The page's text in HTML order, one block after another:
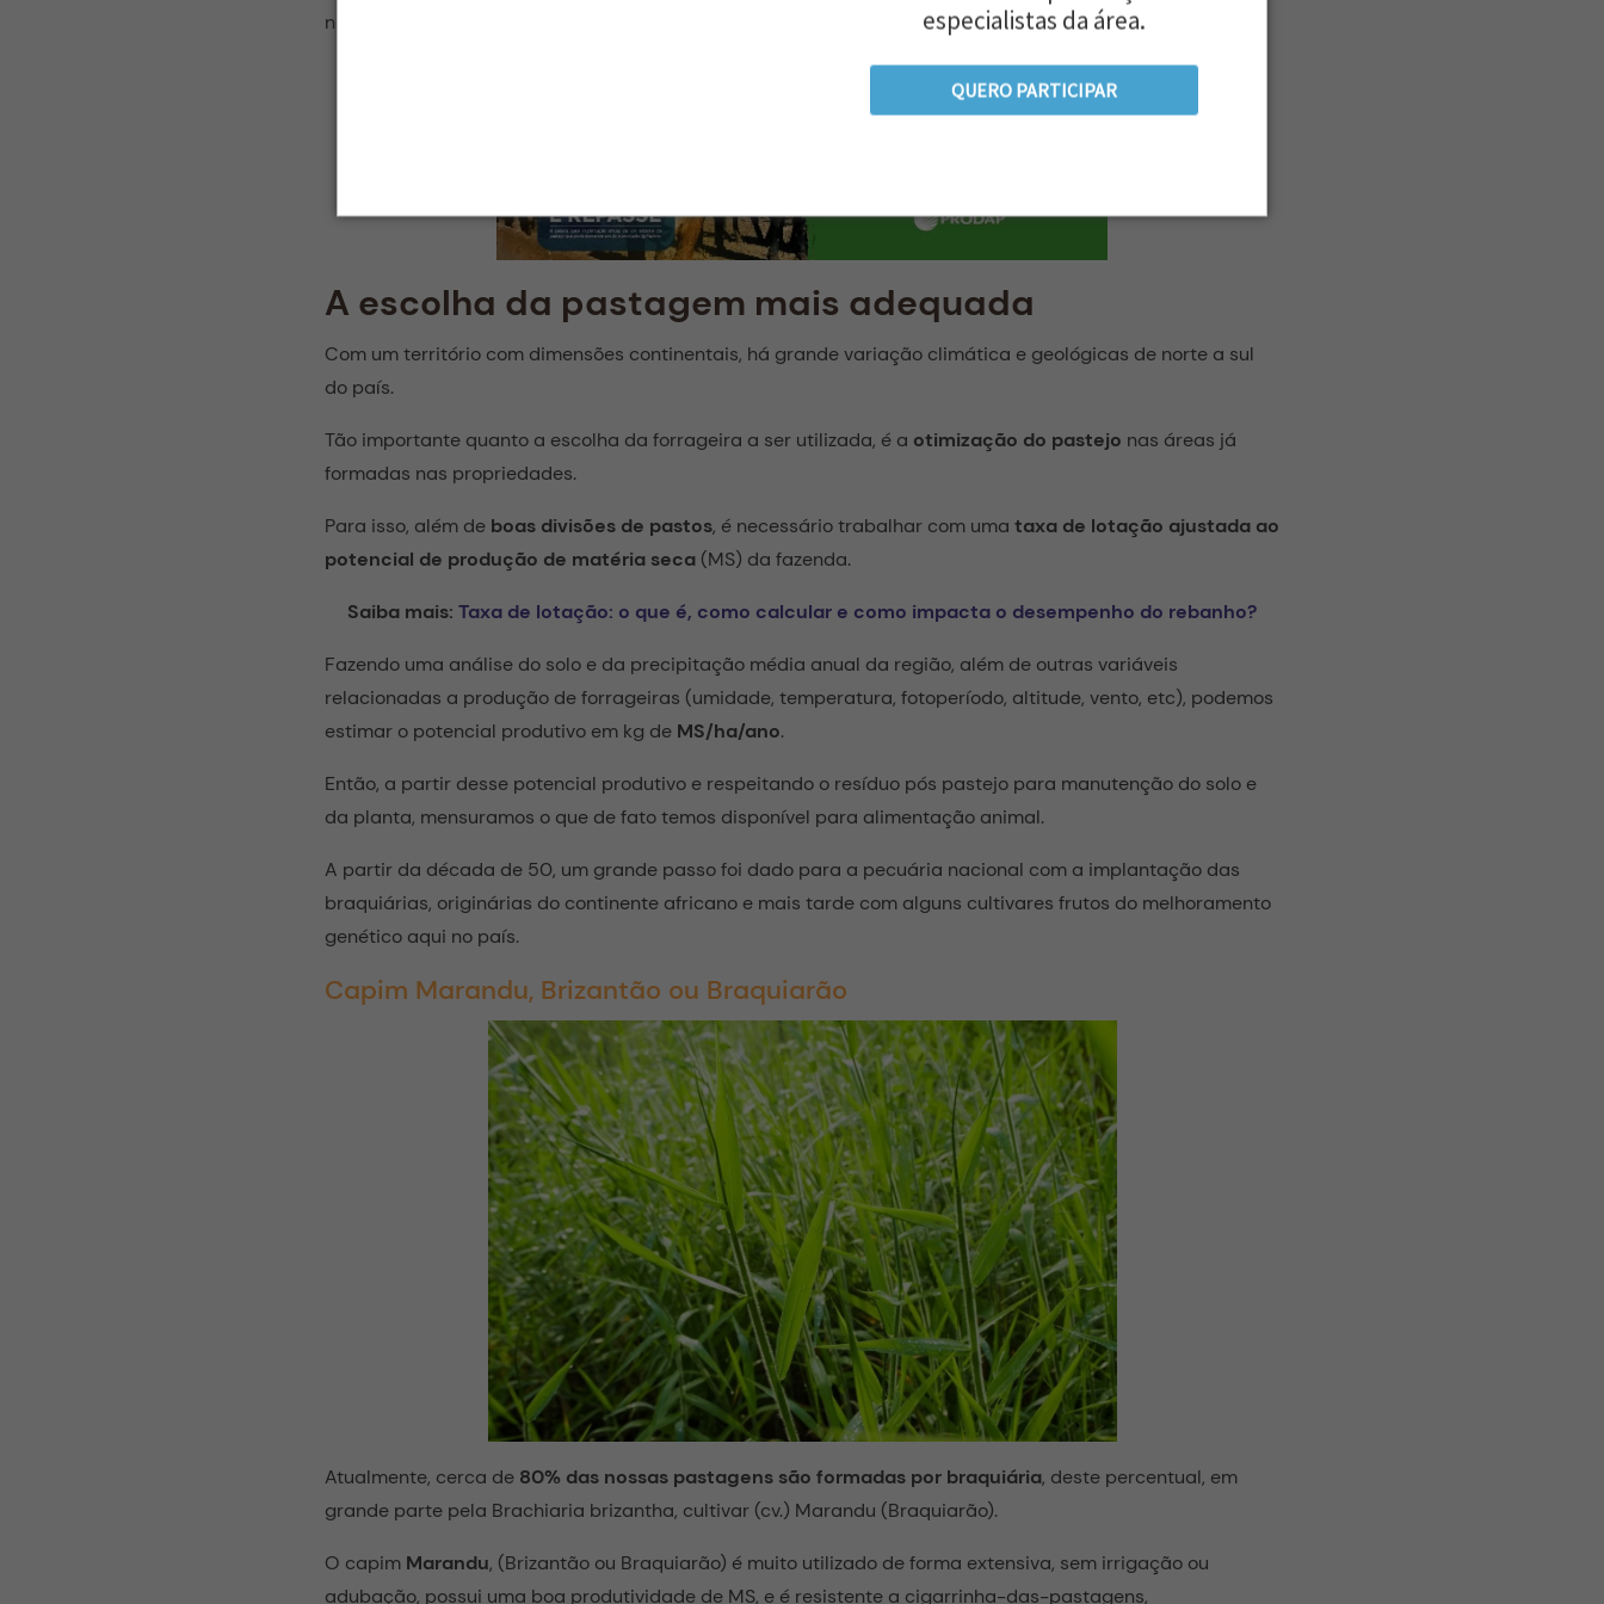
especialistas da área.
QUERO PARTICIPAR
negreiros, além dos estoques para fornecimento aos animais trazidos durante as viagens.
A escolha da pastagem mais adequada
Com um território com dimensões continentais, há grande variação climática e geológicas de norte a sul
do país.
Tão importante quanto a escolha da forrageira a ser utilizada, é a otimização do pastejo nas áreas já
formadas nas propriedades.
Para isso, além de boas divisões de pastos, é necessário trabalhar com uma taxa de lotação ajustada ao
potencial de produção de matéria seca (MS) da fazenda.
Saiba mais: Taxa de lotação: o que é, como calcular e como impacta o desempenho do rebanho?
Fazendo uma análise do solo e da precipitação média anual da região, além de outras variáveis
relacionadas a produção de forrageiras (umidade, temperatura, fotoperíodo, altitude, vento, etc), podemos
estimar o potencial produtivo em kg de MS/ha/ano.
Então, a partir desse potencial produtivo e respeitando o resíduo pós pastejo para manutenção do solo e
da planta, mensuramos o que de fato temos disponível para alimentação animal.
A partir da década de 50, um grande passo foi dado para a pecuária nacional com a implantação das
braquiárias, originárias do continente africano e mais tarde com alguns cultivares frutos do melhoramento
genético aqui no país.
Capim Marandu, Brizantão ou Braquiarão
Atualmente, cerca de 80% das nossas pastagens são formadas por braquiária, deste percentual, em
grande parte pela Brachiaria brizantha, cultivar (cv.) Marandu (Braquiarão).
O capim Marandu, (Brizantão ou Braquiarão) é muito utilizado de forma extensiva, sem irrigação ou
adubação, possui uma boa produtividade de MS, e é resistente a cigarrinha-das-pastagens,